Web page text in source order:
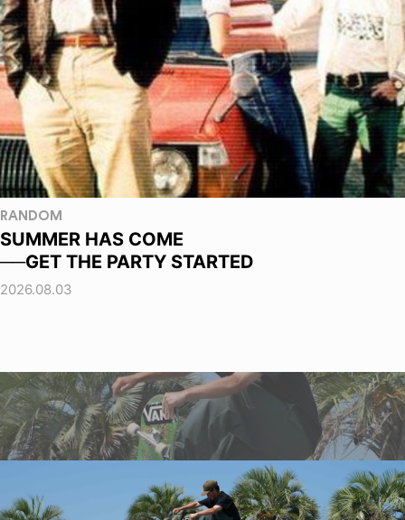
RANDOM
SUMMER HAS COME
──GET THE PARTY STARTED
2026.08.03